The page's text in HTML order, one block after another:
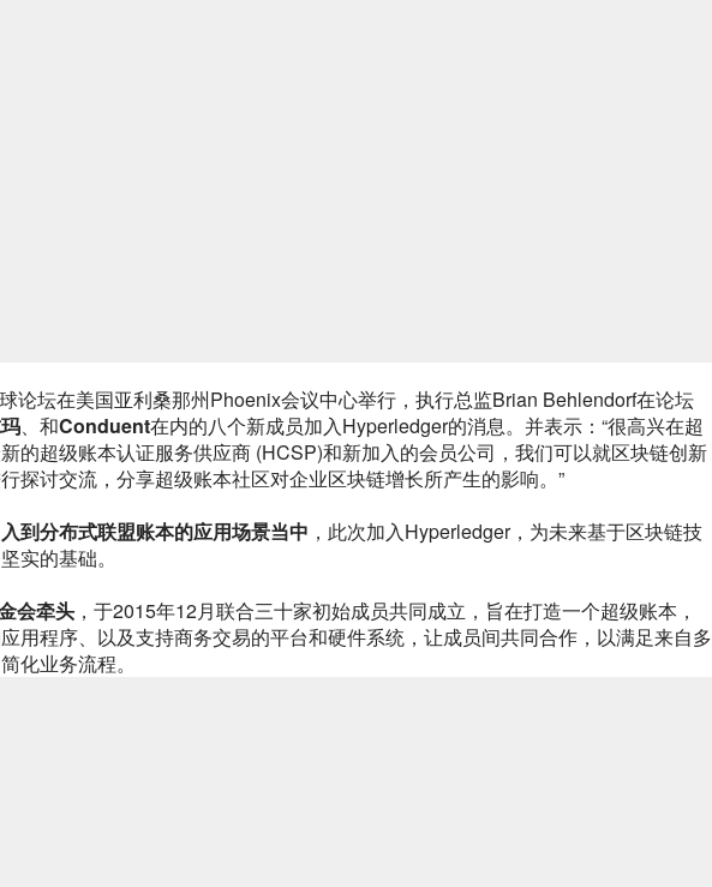
论坛在美国亚利桑那州Phoenix会议中心举行，执行总监Brian Behlendorf在论坛
、和Conduent在内的八个新成员加入Hyperledger的消息。并表示：“很高兴在超
的超级账本认证服务供应商 (HCSP)和新加入的会员公司，我们可以就区块链创新
探讨交流，分享超级账本社区对企业区块链增长所产生的影响。”
到分布式联盟账本的应用场景当中 ，此次加入Hyperledger，为未来基于区块链技
实的基础。
会牵头 ，于2015年12月联合三十家初始成员共同成立，旨在打造一个超级账本，
用程序、以及支持商务交易的平台和硬件系统，让成员间共同合作，以满足来自多
化业务流程。